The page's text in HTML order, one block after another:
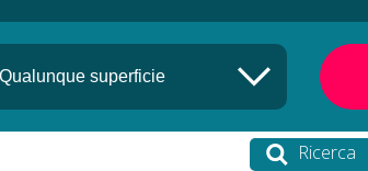
Ricerca